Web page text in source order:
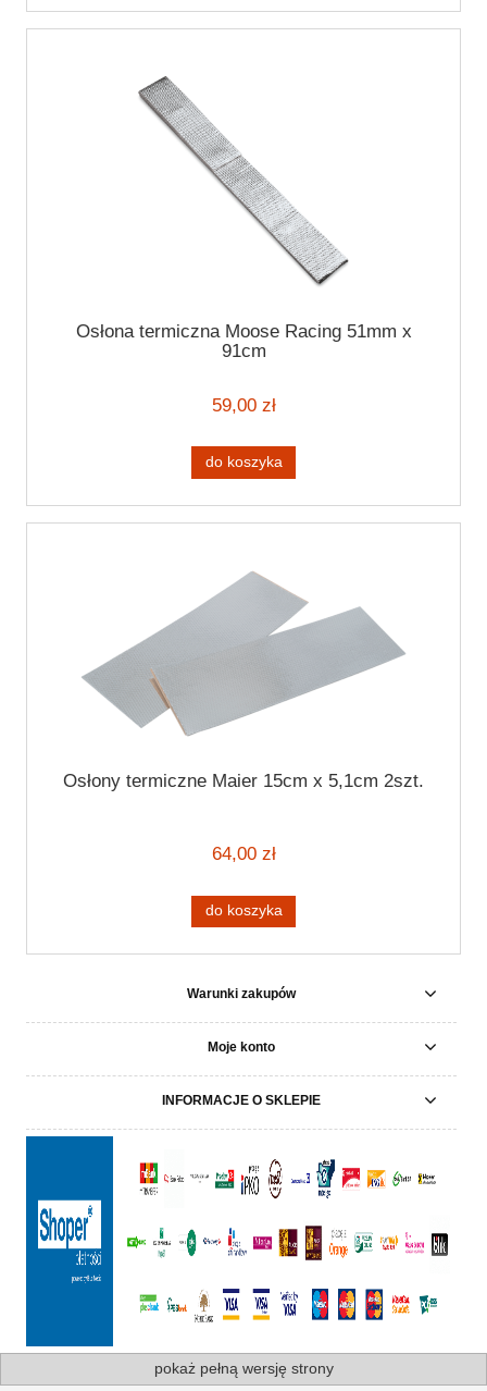
Osłona termiczna Moose Racing 51mm x
91cm
59,00 zł
do koszyka
Osłony termiczne Maier 15cm x 5,1cm 2szt.
64,00 zł
do koszyka
Warunki zakupów
Moje konto
INFORMACJE O SKLEPIE
pokaż pełną wersję strony